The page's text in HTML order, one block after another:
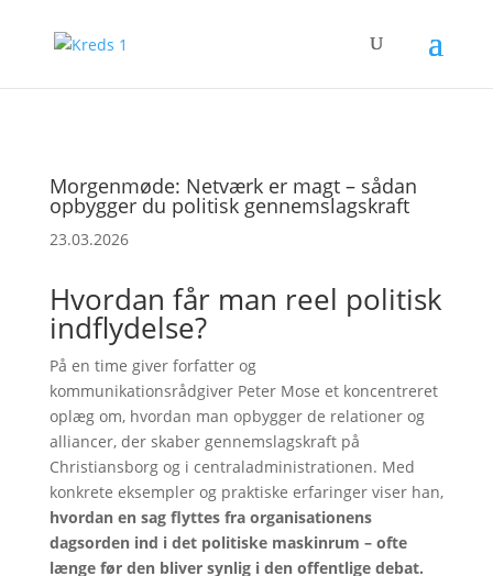
Morgenmøde: Netværk er magt – sådan
opbygger du politisk gennemslagskraft
23.03.2026
Hvordan får man reel politisk
indflydelse?
På en time giver forfatter og
kommunikationsrådgiver Peter Mose et koncentreret
oplæg om, hvordan man opbygger de relationer og
alliancer, der skaber gennemslagskraft på
Christiansborg og i centraladministrationen. Med
konkrete eksempler og praktiske erfaringer viser han,
hvordan en sag flyttes fra organisationens
dagsorden ind i det politiske maskinrum – ofte
længe før den bliver synlig i den offentlige debat.